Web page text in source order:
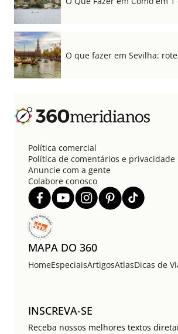
O que fazer em Sevilha:
Política comercial
Política de comentários e privacidade
Anuncie com a gente
Colabore conosco
MAPA DO 360
HomeEspeciaisArtigosAtlasDicas de
INSCREVA-SE
Receba nossos melhores textos